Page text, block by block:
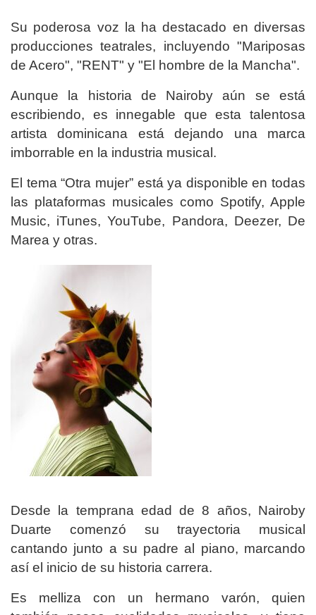
Su poderosa voz la ha destacado en diversas
producciones teatrales, incluyendo "Mariposas
de Acero", "RENT" y "El hombre de la Mancha".
Aunque la historia de Nairoby aún se está
escribiendo, es innegable que esta talentosa
artista dominicana está dejando una marca
imborrable en la industria musical.
El tema “Otra mujer” está ya disponible en todas
las plataformas musicales como Spotify, Apple
Music, iTunes, YouTube, Pandora, Deezer, De
Marea y otras.
Desde la temprana edad de 8 años, Nairoby
Duarte comenzó su trayectoria musical
cantando junto a su padre al piano, marcando
así el inicio de su historia carrera.
Es melliza con un hermano varón, quien